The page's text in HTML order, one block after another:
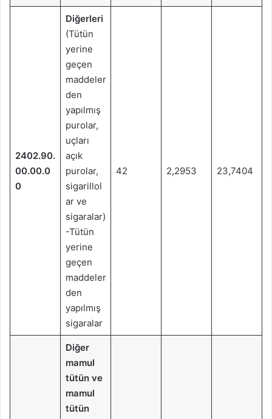
2402.90.
00.00.0
0
Diğerleri
(Tütün
yerine
geçen
maddeler
den
yapılmış
purolar,
uçları
açık
purolar,
sigarillol
ar ve
sigaralar)
-Tütün
yerine
geçen
maddeler
den
yapılmış
sigaralar
42 2,2953 23,7404
Diğer
mamul
tütün ve
mamul
tütün